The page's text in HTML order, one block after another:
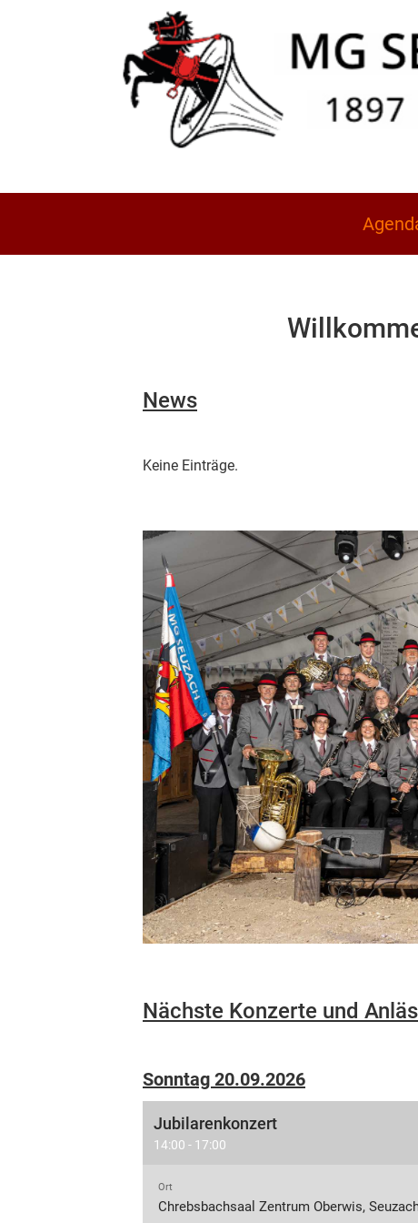
News
Keine Einträge.
Nächste Konzerte und
Sonntag 20.09.2026
Jubilarenkonzert
14:00 - 17:00
Ort
Chrebsbachsaal Zentrum Oberwis,